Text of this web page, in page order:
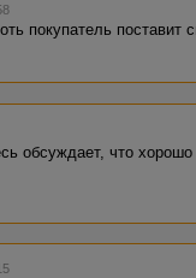
покупатель поставит
обсуждает, что